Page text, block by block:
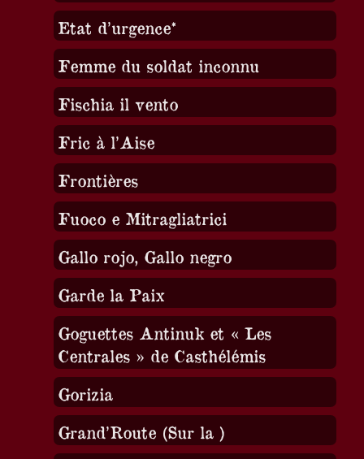
Etat d’urgence*
Femme du soldat inconnu
Fischia il vento
Fric à l’Aise
Frontières
Fuoco e Mitragliatrici
Gallo rojo, Gallo negro
Garde la Paix
Goguettes Antinuk et « Les
Centrales » de Casthélémis
Gorizia
Grand’Route (Sur la )